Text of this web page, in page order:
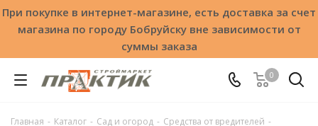
При покупке в интернет-магазине, есть доставка за счет
магазина по городу Бобруйску вне зависимости от
суммы заказа
0
Главная - Каталог - Сад и огород - Средства от вредителей -